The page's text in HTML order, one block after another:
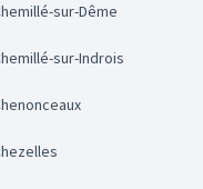
Chemillé-sur-Dême
Chemillé-sur-Indrois
Chenonceaux
Chezelles